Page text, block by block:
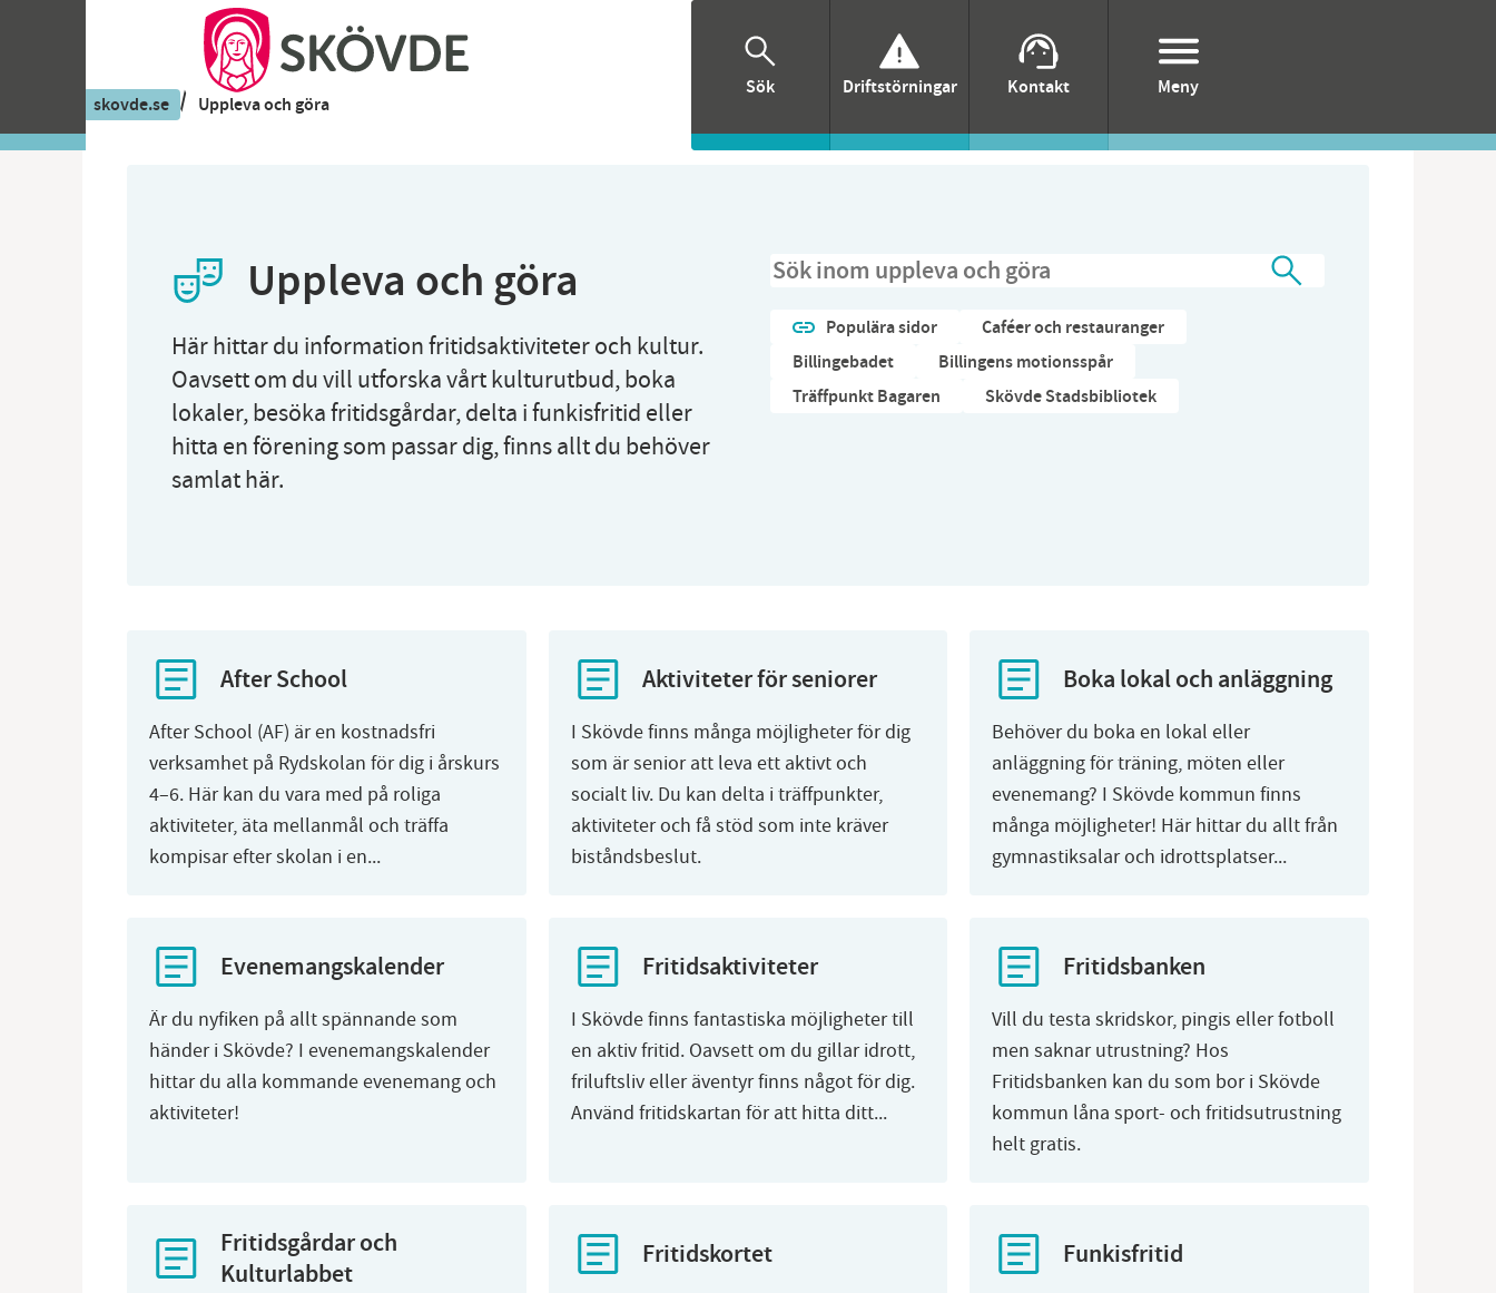
Sök Driftstörningar Kontakt Meny
skovde.se / Uppleva och göra
Uppleva och göra
Här hittar du information fritidsaktiviteter och kultur.
Oavsett om du vill utforska vårt kulturutbud, boka
lokaler, besöka fritidsgårdar, delta i funkisfritid eller
hitta en förening som passar dig, finns allt du behöver
samlat här.
Sidsök
Populära sidor
Caféer och restauranger
Billingebadet
Billingens motionsspår
Träffpunkt Bagaren
Skövde Stadsbibliotek
After School
After School (AF) är en kostnadsfri
verksamhet på Rydskolan för dig i årskurs
4–6. Här kan du vara med på roliga
aktiviteter, äta mellanmål och träffa
kompisar efter skolan i en...
Aktiviteter för seniorer
I Skövde finns många möjligheter för dig
som är senior att leva ett aktivt och
socialt liv. Du kan delta i träffpunkter,
aktiviteter och få stöd som inte kräver
biståndsbeslut.
Boka lokal och anläggning
Behöver du boka en lokal eller
anläggning för träning, möten eller
evenemang? I Skövde kommun finns
många möjligheter! Här hittar du allt från
gymnastiksalar och idrottsplatser...
Evenemangskalender
Är du nyfiken på allt spännande som
händer i Skövde? I evenemangskalender
hittar du alla kommande evenemang och
aktiviteter!
Fritidsaktiviteter
I Skövde finns fantastiska möjligheter till
en aktiv fritid. Oavsett om du gillar idrott,
friluftsliv eller äventyr finns något för dig.
Använd fritidskartan för att hitta ditt...
Fritidsbanken
Vill du testa skridskor, pingis eller fotboll
men saknar utrustning? Hos
Fritidsbanken kan du som bor i Skövde
kommun låna sport- och fritidsutrustning
helt gratis.
Fritidsgårdar och
Kulturlabbet
Fritidskortet Funkisfritid